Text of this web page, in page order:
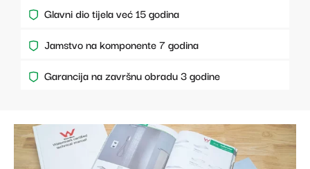
Glavni dio tijela već 15 godina
Jamstvo na komponente 7 godina
Garancija na završnu obradu 3 godine